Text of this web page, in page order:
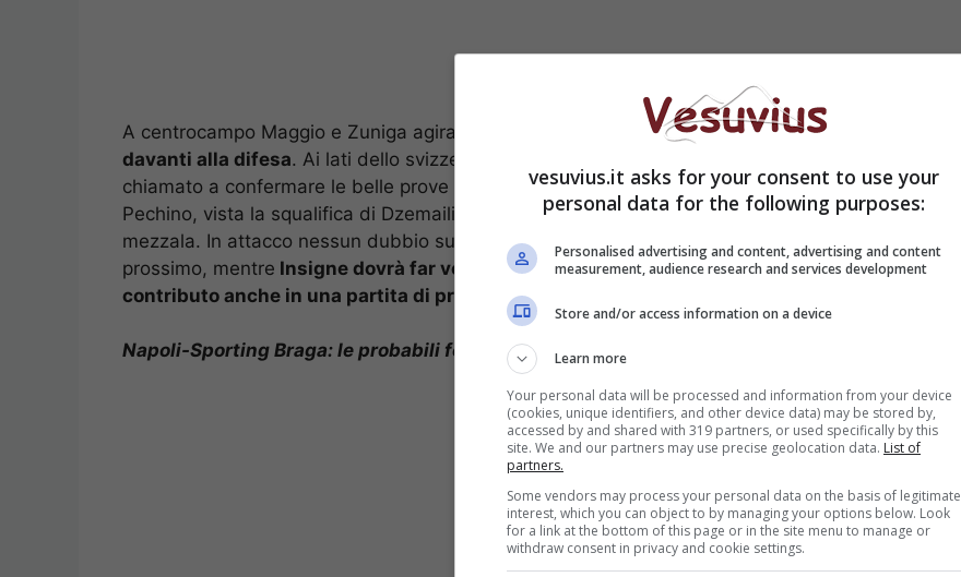
A centrocampo Maggio e Zuniga agiranno sulle fasce, mentreInler riprenderà il suo posto
davanti alla difesa. Ai lati dello svizzero agiranno invece Hamsik e Behrami: l’ex Fiorentina è
chiamato a confermare le belle prove fin qui offerte e si candida ad un posto di titolare a
Pechino, vista la squalifica di Dzemaili e la scarsa adattabilità di Gargano al ruolo di
mezzala. In attacco nessun dubbio su Pandev che sarà titolare sia stasera che sabato
prossimo, mentre Insigne dovrà far vedere a Mazzarri di essere pronto a dare il suo
contributo anche in una partita di prestigio come quella contro la Juventus
Napoli-Sporting Braga: le probabili formazioni
vesuvius.it asks for your consent to use your
personal data for the following purposes:
Personalised advertising and content, advertising and content
measurement, audience research and services development
Store and/or access information on a device
Learn more
Your personal data will be processed and information from your device
(cookies, unique identifiers, and other device data) may be stored by,
accessed by and shared with 319 partners, or used specifically by this
site. We and our partners may use precise geolocation data. List of
partners.
Some vendors may process your personal data on the basis of legitimate
interest, which you can object to by managing your options below. Look
for a link at the bottom of this page or in the site menu to manage or
withdraw consent in privacy and cookie settings.